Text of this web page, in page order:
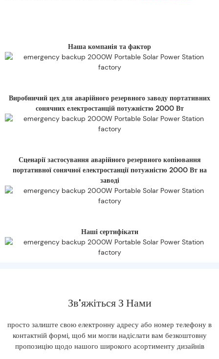
Наша компанія та фактор
Виробничий цех для аварійного резервного заводу портативних
сонячних електростанцій потужністю 2000 Вт
Сценарії застосування аварійного резервного копіювання
портативної сонячної електростанції потужністю 2000 Вт на
заводі
Наші сертифікати
Зв'яжіться З Нами
просто залиште свою електронну адресу або номер телефону в
контактній формі, щоб ми могли надіслати вам безкоштовну
пропозицію щодо нашого широкого асортименту дизайнів